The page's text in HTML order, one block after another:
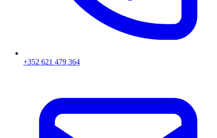
+352 621 479 364